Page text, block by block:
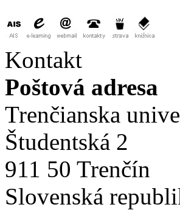
Kontakt
Poštová adresa
Trenčianska
Študentská 2
911 50 Trenčín
Slovenská